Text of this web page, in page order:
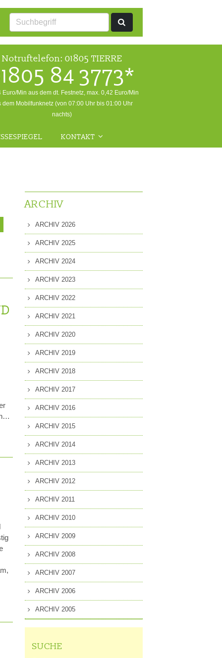
Notruftelefon: 01805 TIERRE
84 3773*
Euro/Min aus dem dt. Festnetz, max. 0,42 Euro/Min
dem Mobilfunknetz (von 07:00 Uhr bis 01:00 Uhr
nachts)
KONTAKT
MITGLIEDSCHAFT
ARCHIV
ARCHIV 2026
ARCHIV 2025
ARCHIV 2024
ARCHIV 2023
ARCHIV 2022
ARCHIV 2021
ARCHIV 2020
ARCHIV 2019
ARCHIV 2018
ARCHIV 2017
ARCHIV 2016
ARCHIV 2015
ARCHIV 2014
ARCHIV 2013
ARCHIV 2012
ARCHIV 2011
ARCHIV 2010
ARCHIV 2009
ARCHIV 2008
ARCHIV 2007
ARCHIV 2006
ARCHIV 2005
SUCHE